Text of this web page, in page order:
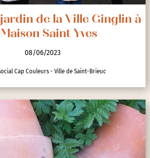
de la Ville Ginglin à
Saint Yves
08/06/2023
Cap Couleurs - Ville de Saint-Brieuc